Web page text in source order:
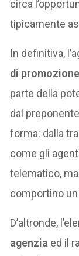
circa
tipicamente
In definitiva,
di promozione
parte della
dal
forma: dalla
come gli
telematico,
comportino
D’altronde,
agenzia ed il